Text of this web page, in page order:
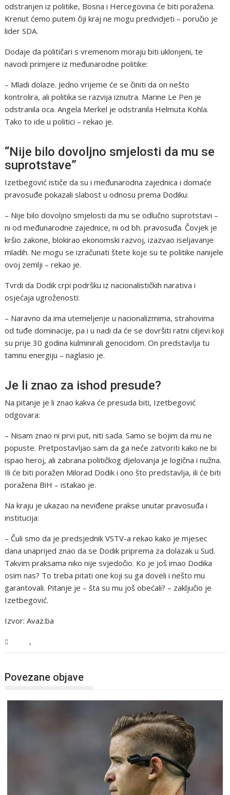
odstranjen iz politike, Bosna i Hercegovina će biti poražena.
Krenut ćemo putem čiji kraj ne mogu predvidjeti – poručio je
lider SDA.
Dodaje da političari s vremenom moraju biti uklonjeni, te
navodi primjere iz međunarodne politike:
– Mladi dolaze. Jedno vrijeme će se činiti da on nešto
kontrolira, ali politika se razvija iznutra. Marine Le Pen je
odstranila oca. Angela Merkel je odstranila Helmuta Kohla.
Tako to ide u politici – rekao je.
“Nije bilo dovoljno smjelosti da mu se
suprotstave”
Izetbegović ističe da su i međunarodna zajednica i domaće
pravosuđe pokazali slabost u odnosu prema Dodiku:
– Nije bilo dovoljno smjelosti da mu se odlučno suprotstavi –
ni od međunarodne zajednice, ni od bh. pravosuđa. Čovjek je
kršio zakone, blokirao ekonomski razvoj, izazvao iseljavanje
mladih. Ne mogu se izračunati štete koje su te politike nanijele
ovoj zemlji – rekao je.
Tvrdi da Dodik crpi podršku iz nacionalističkih narativa i
osjećaja ugroženosti:
– Naravno da ima utemeljenje u nacionalizmima, strahovima
od tuđe dominacije, pa i u nadi da će se dovršiti ratni ciljevi koji
su prije 30 godina kulminirali genocidom. On predstavlja tu
tamnu energiju – naglasio je.
Je li znao za ishod presude?
Na pitanje je li znao kakva će presuda biti, Izetbegović
odgovara:
– Nisam znao ni prvi put, niti sada. Samo se bojim da mu ne
popuste. Pretpostavljao sam da ga neće zatvoriti kako ne bi
ispao heroj, ali zabrana političkog djelovanja je logična i nužna.
Ili će biti poražen Milorad Dodik i ono što predstavlja, ili će biti
poražena BiH – istakao je.
Na kraju je ukazao na neviđene prakse unutar pravosuđa i
institucija:
– Čuli smo da je predsjednik VSTV-a rekao kako je mjesec
dana unaprijed znao da se Dodik priprema za dolazak u Sud.
Takvim praksama niko nije svjedočio. Ko je još imao Dodika
osim nas? To treba pitati one koji su ga doveli i nešto mu
garantovali. Pitanje je – šta su mu još obećali? – zaključio je
Izetbegović.
Izvor: Avaz.ba
,
Povezane objave